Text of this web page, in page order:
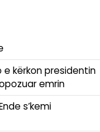
e kërkon presidentin
emrin
s’kemi